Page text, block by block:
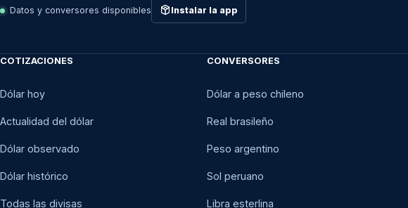
Datos y conversores disponibles Instalar la app
COTIZACIONES
Dólar hoy
Actualidad del dólar
Dólar observado
Dólar histórico
Todas las divisas
CONVERSORES
Dólar a peso chileno
Real brasileño
Peso argentino
Sol peruano
Libra esterlina